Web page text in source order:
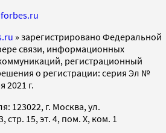
forbes.ru
» зарегистрировано Федеральной
связи, информационных
регистрационный
о регистрации: серия Эл №
2021 г.
123022, г. Москва, ул.
стр. 15, эт. 4, пом. X, ком. 1